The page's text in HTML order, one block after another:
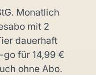
Monatlich
mit 2
dauerhaft
für 14,99 €
ohne Abo.